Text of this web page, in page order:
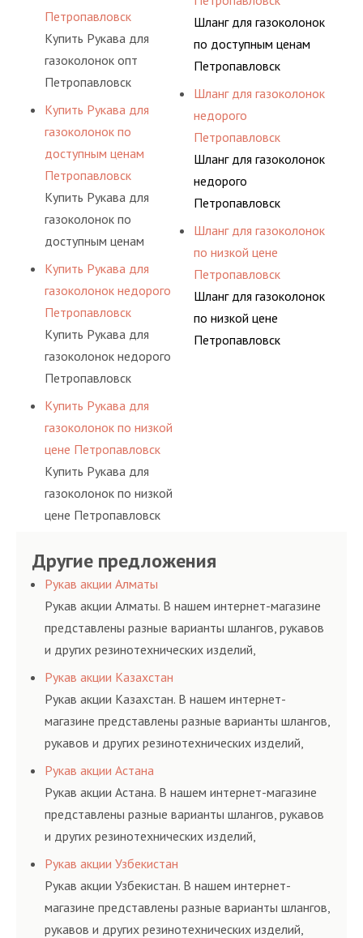
Петропавловск
Купить Рукава для
газоколонок опт
Петропавловск
Купить Рукава для
газоколонок по
доступным ценам
Петропавловск
Купить Рукава для
газоколонок по
доступным ценам
Петропавловск
Купить Рукава для
газоколонок недорого
Петропавловск
Купить Рукава для
газоколонок недорого
Петропавловск
Купить Рукава для
газоколонок по низкой
цене Петропавловск
Купить Рукава для
газоколонок по низкой
цене Петропавловск
Шланг для газоколонок
по доступным ценам
Петропавловск
Шланг для газоколонок
недорого
Петропавловск
Шланг для газоколонок
недорого
Петропавловск
Шланг для газоколонок
по низкой цене
Петропавловск
Шланг для газоколонок
по низкой цене
Петропавловск
Другие предложения
Рукав акции Алматы
Рукав акции Алматы. В нашем интернет-магазине
представлены разные варианты шлангов, рукавов
и других резинотехнических изделий,
соответствующих ГОСТам, техническим условиям
и нормативам.
Рукав акции Казахстан
Рукав акции Казахстан. В нашем интернет-
магазине представлены разные варианты шлангов,
рукавов и других резинотехнических изделий,
соответствующих ГОСТам, техническим условиям
и нормативам.
Рукав акции Астана
Рукав акции Астана. В нашем интернет-магазине
представлены разные варианты шлангов, рукавов
и других резинотехнических изделий,
соответствующих ГОСТам, техническим условиям
и нормативам.
Рукав акции Узбекистан
Рукав акции Узбекистан. В нашем интернет-
магазине представлены разные варианты шлангов,
рукавов и других резинотехнических изделий,